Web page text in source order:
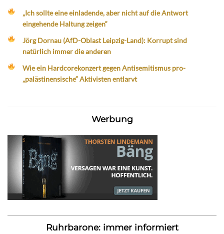
„Ich sollte eine einladende, aber nicht auf die Antwort
eingehende Haltung zeigen“
Jörg Dornau (AfD-Oblast Leipzig-Land): Korrupt sind
natürlich immer die anderen
Wie ein Hardcorekonzert gegen Antisemitismus pro-
„palästinensische“ Aktivisten entlarvt
Werbung
Ruhrbarone: immer informiert